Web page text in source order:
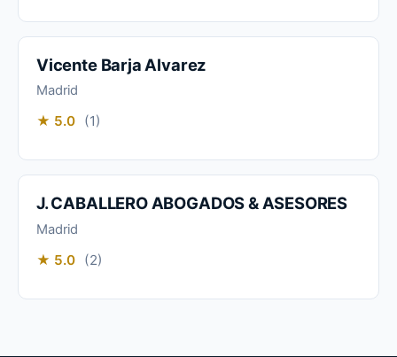
Vicente Barja Alvarez
Madrid
★ 5.0 (1)
J. CABALLERO ABOGADOS & ASESORES
Madrid
★ 5.0 (2)